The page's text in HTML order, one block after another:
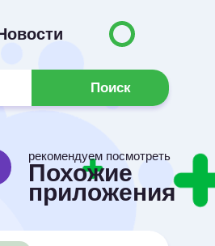
Поиск
рекомендуем посмотреть
Похожие
приложения